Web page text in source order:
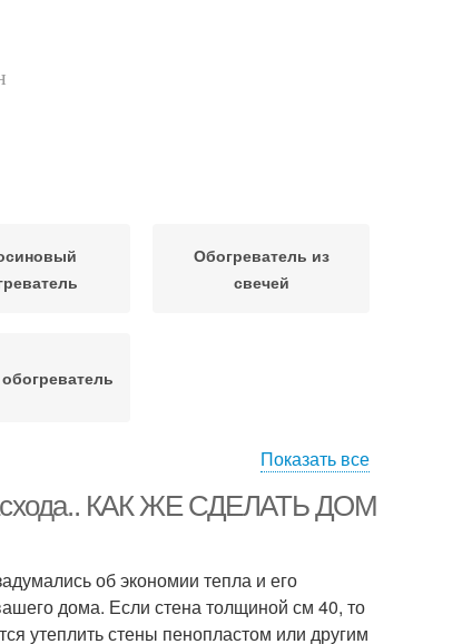
Обогреватель из
свечей
Показать все
КАК ЖЕ СДЕЛАТЬ ДОМ
об экономии тепла и его
дома. Если стена толщиной см 40, то
утеплить стены пенопластом или другим